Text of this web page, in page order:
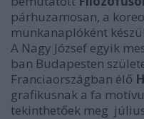
párhuzamosan, a
munkanaplóként
A Nagy József egyik
ban Budapesten
Franciaországban élő
grafikusnak a fa
tekinthetőek meg